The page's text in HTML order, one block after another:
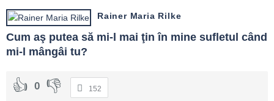
Rainer Maria Rilke
Cum aş putea să mi-l mai ţin în mine sufletul când
mi-l mângâi tu?
0 152